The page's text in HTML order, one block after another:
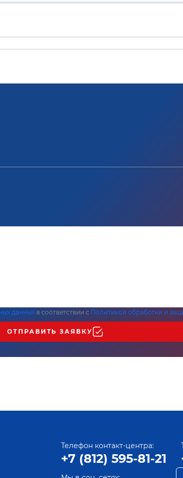
данных в соответствии с Политикой обработки и
ОТПРАВИТЬ ЗАЯВКУ
Телефон контакт-центра:
+7 (812) 595-81-21